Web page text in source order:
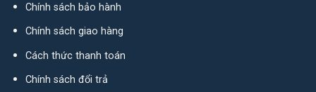
Chính sách bảo hành
Chính sách giao hàng
Cách thức thanh toán
Chính sách đổi trả